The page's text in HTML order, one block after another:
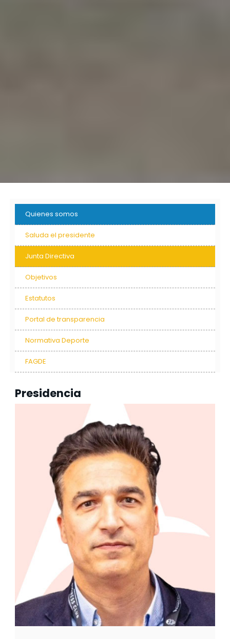
Quienes somos
Saluda el presidente
Junta Directiva
Objetivos
Estatutos
Portal de transparencia
Normativa Deporte
FAGDE
Presidencia